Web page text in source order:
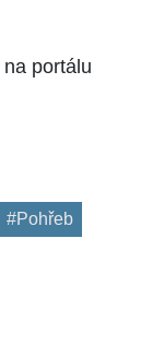
na portálu
#Pohřeb